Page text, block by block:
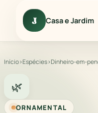
J Casa e Jardim
Início›Espécies›Dinheiro-em-
🌿
ORNAMENTAL